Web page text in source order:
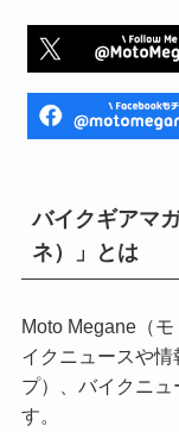
バイクギアマ
ネ）」とは
Moto Megane（
イクニュースや
プ）、バイクニ
す。